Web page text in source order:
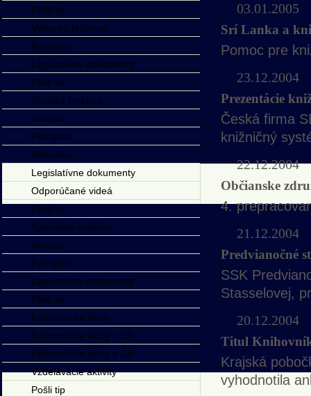
03.01.2005
Srí Lanka a
Pomoc pre
23.12.2004
Prezentácie
Česká firma
knižničný
22.12.2004
Občianske
4.
21.12.2004
Predvianočné
SSK
Stasselovej,
20.12.2004
Titul
Krajská
vyhodnotila
Pošli tip
Vedecké knižnice
Podujatia
Legislativne dokumenty
Pošli tip
Školské knižnice
Adresár
Podujatia
Metodika
Legislatívne dokumenty
Odporúčané videá
Pošli tip
Špeciálne knižnice
Adresár
Podujatia
Legislativne dokumenty
Pošli tip
Knihovnícke školy
Knihovnícke školy v SR
Knihovnícke školy v ČR
Vzdelávacie aktivity
Pošli tip